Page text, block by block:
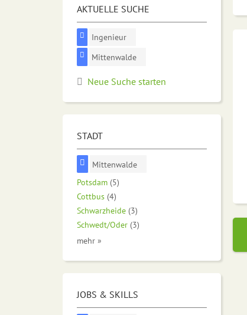
AKTUELLE SUCHE
Ingenieur
Mittenwalde
Neue Suche starten
STADT
Mittenwalde
Potsdam (5)
Cottbus (4)
Schwarzheide (3)
Schwedt/Oder (3)
mehr »
JOBS & SKILLS